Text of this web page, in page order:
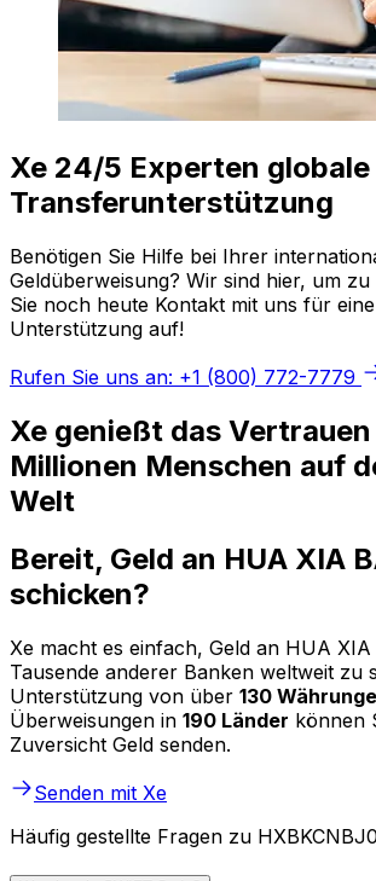
Xe 24/5 Experten globale
Transferunterstützung
Benötigen Sie Hilfe bei Ihrer
Geldüberweisung? Wir sind hier, um
Sie noch heute Kontakt mit uns für
Unterstützung auf!
Rufen Sie uns an: +1 (800) 772-7779
Xe genießt das
Millionen Menschen auf
Welt
Bereit, Geld an HUA XIA
schicken?
Xe macht es einfach, Geld an HUA
Tausende anderer Banken weltweit zu
Unterstützung von über 130
Überweisungen in 190 Länder können
Zuversicht Geld senden.
Senden mit Xe
Häufig gestellte Fragen zu